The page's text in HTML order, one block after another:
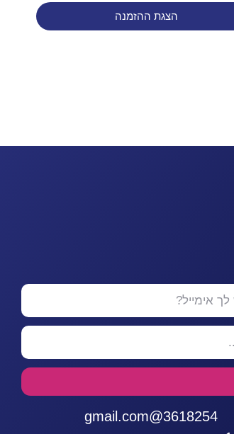
הצגת ההזמנה
3618254@gmail.com